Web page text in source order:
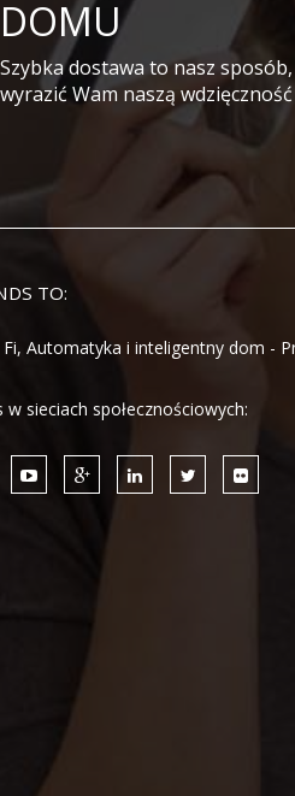
DOMU
Szybka dostawa to nasz
wyrazić Wam naszą wdzięczność
TO:
Fi, Automatyka i inteligentny dom -
w sieciach społecznościowych: